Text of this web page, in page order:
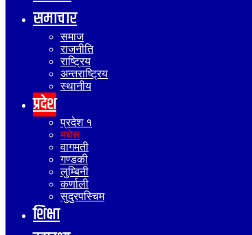
समाचार
समाज
राजनीति
राष्ट्रिय
अन्तराष्ट्रिय
स्थानीय
प्रदेश
प्रदेश १
मधेस
वागमती
गण्डकी
लुम्बिनी
कर्णाली
सुदुरपस्चिम
शिक्षा